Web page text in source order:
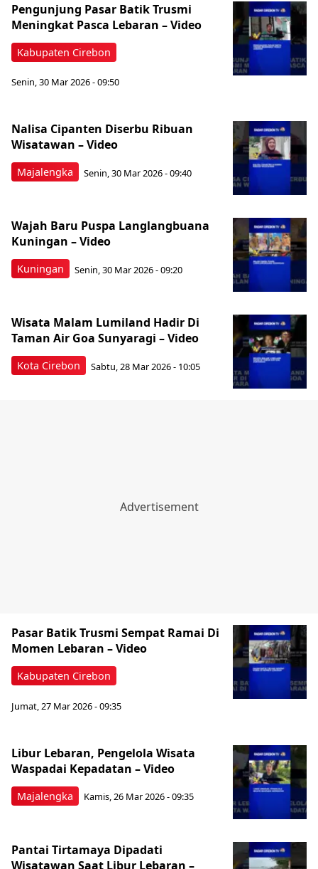
Kabupaten Cirebon
Pengunjung Pasar Batik Trusmi
Meningkat Pasca Lebaran – Video
Senin, 30 Mar 2026 - 09:50
Majalengka
Nalisa Cipanten Diserbu Ribuan
Wisatawan – Video
Senin, 30 Mar 2026 - 09:40
Kuningan
Wajah Baru Puspa Langlangbuana
Kuningan – Video
Senin, 30 Mar 2026 - 09:20
Kota Cirebon
Wisata Malam Lumiland Hadir Di
Taman Air Goa Sunyaragi – Video
Sabtu, 28 Mar 2026 - 10:05
Kabupaten Cirebon
Pasar Batik Trusmi Sempat Ramai Di
Momen Lebaran – Video
Jumat, 27 Mar 2026 - 09:35
Majalengka
Libur Lebaran, Pengelola Wisata
Waspadai Kepadatan – Video
Kamis, 26 Mar 2026 - 09:35
Pantai Tirtamaya Dipadati
Wisatawan Saat Libur Lebaran –